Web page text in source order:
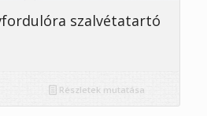
5.00 szalvétatartó
Részletek mutatása